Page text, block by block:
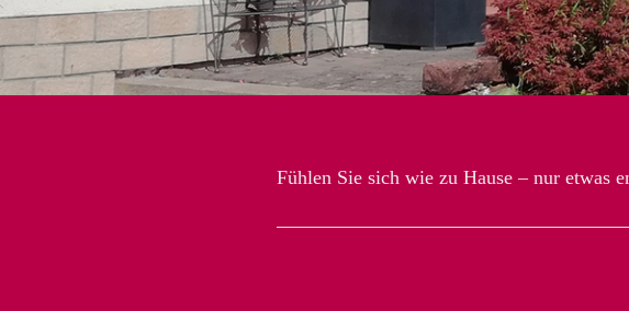
Fühlen Sie sich wie zu Hause – nur etwas